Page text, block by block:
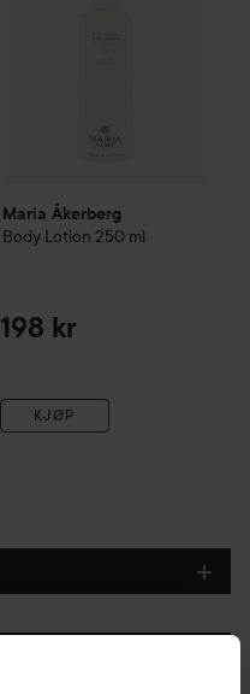
Maria Åkerberg
Body Lotion 250 ml
198 kr
KJØP